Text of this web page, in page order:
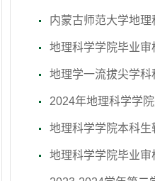
内蒙古师范大学地理
地理科学学院毕业审
地理学一流拔尖学
2024年地理科学学
地理科学学院本科
地理科学学院毕业审